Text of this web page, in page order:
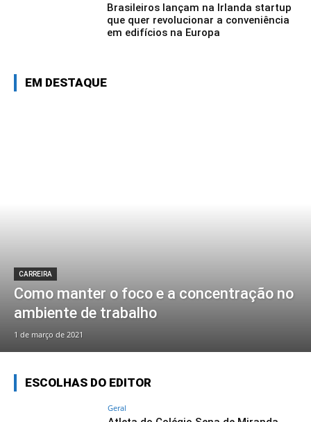
Brasileiros lançam na Irlanda startup
que quer revolucionar a conveniência
em edifícios na Europa
EM DESTAQUE
CARREIRA
Como manter o foco e a concentração no
ambiente de trabalho
1 de março de 2021
ESCOLHAS DO EDITOR
Geral